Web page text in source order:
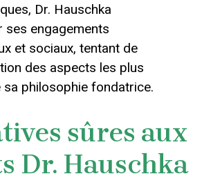
Dr. Hauschka
ses engagements
et sociaux, tentant de
des aspects les plus
philosophie fondatrice.
sûres aux
Dr. Hauschka